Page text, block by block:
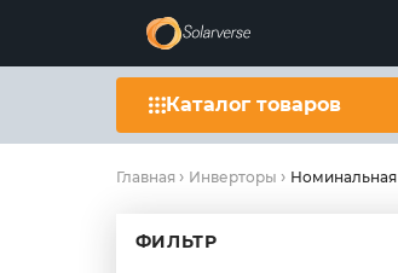
Каталог товаров
Главная Инверторы
ФИЛЬТР